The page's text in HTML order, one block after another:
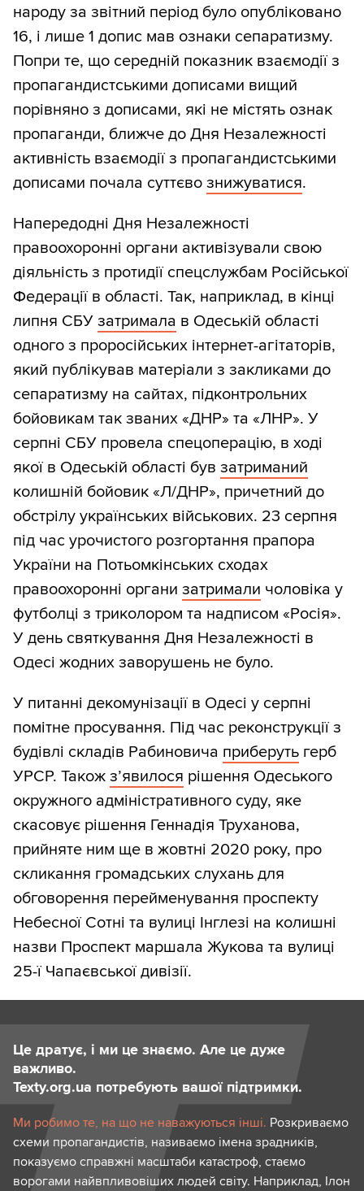
народу за звітний період було опубліковано
16, і лише 1 допис мав ознаки сепаратизму.
Попри те, що середній показник взаємодії з
пропагандистськими дописами вищий
порівняно з дописами, які не містять ознак
пропаганди, ближче до Дня Незалежності
активність взаємодії з пропагандистськими
дописами почала суттєво знижуватися.
Напередодні Дня Незалежності
правоохоронні органи активізували свою
діяльність з протидії спецслужбам Російської
Федерації в області. Так, наприклад, в кінці
липня СБУ затримала в Одеській області
одного з проросійських інтернет-агітаторів,
який публікував матеріали з закликами до
сепаратизму на сайтах, підконтрольних
бойовикам так званих «ДНР» та «ЛНР». У
серпні СБУ провела спецоперацію, в ході
якої в Одеській області був затриманий
колишній бойовик «Л/ДНР», причетний до
обстрілу українських військових. 23 серпня
під час урочистого розгортання прапора
України на Потьомкінських сходах
правоохоронні органи затримали чоловіка у
футболці з триколором та надписом «Росія».
У день святкування Дня Незалежності в
Одесі жодних заворушень не було.
У питанні декомунізації в Одесі у серпні
помітне просування. Під час реконструкції з
будівлі складів Рабиновича приберуть герб
УРСР. Також з’явилося рішення Одеського
окружного адміністративного суду, яке
скасовує рішення Геннадія Труханова,
прийняте ним ще в жовтні 2020 року, про
скликання громадських слухань для
обговорення перейменування проспекту
Небесної Сотні та вулиці Інглезі на колишні
назви Проспект маршала Жукова та вулиці
25-ї Чапаєвської дивізії.
Це дратує, і ми це знаємо. Але це дуже
важливо.
Texty.org.ua потребують вашої підтримки.
Ми робимо те, на що не наважуються інші. Розкриваємо
схеми пропагандистів, називаємо імена зрадників,
показуємо справжні масштаби катастроф, стаємо
ворогами найвпливовіших людей світу. Наприклад, Ілон